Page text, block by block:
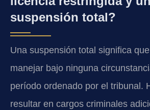
suspensión total?
Una suspensión total significa
manejar bajo ninguna
período ordenado por el tribunal.
resultar en cargos criminales